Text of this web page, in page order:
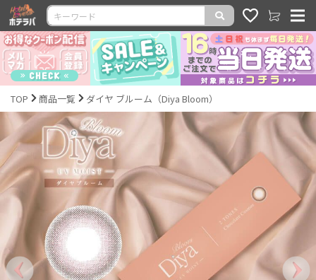
TOP 商品一覧 ダイヤ ブルーム（Diya Bloom）